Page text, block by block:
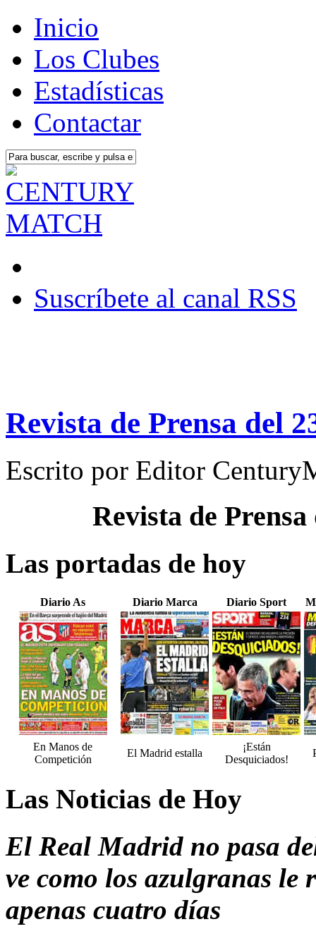
Inicio
Los Clubes
Estadísticas
Contactar
Suscríbete al canal RSS
Revista de Prensa del
Escrito por Editor
Revista de
Las portadas de hoy
Diario As Diario Marca Diario Sport
En Manos de
Competición
El Madrid estalla
¡Están
Desquiciados!
Las Noticias de Hoy
El Real Madrid no pasa
ve como los azulgranas le
apenas cuatro días